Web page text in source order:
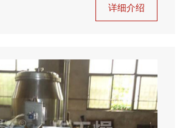
详细介绍